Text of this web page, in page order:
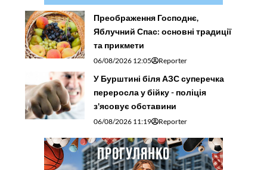
Преображення Господнє,
Яблучний Спас: основні традиції
та прикмети
06/08/2026 12:05 Reporter
У Бурштині біля АЗС суперечка
переросла у бійку - поліція
з'ясовує обставини
06/08/2026 11:19 Reporter